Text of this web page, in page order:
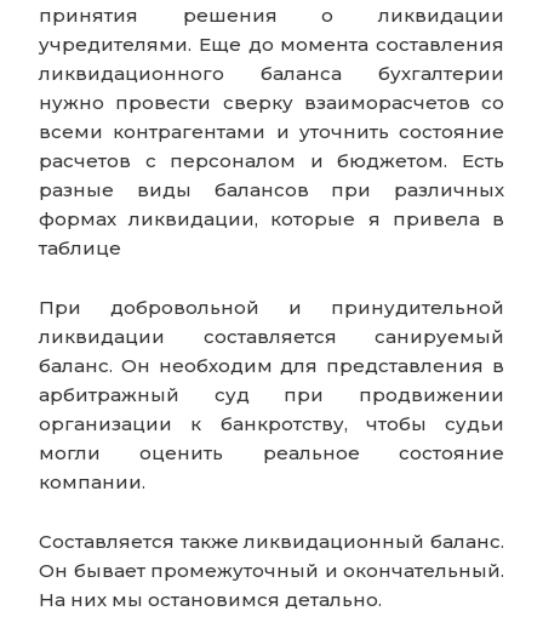
принятия решения о ликвидации
учредителями. Еще до момента составления
ликвидационного баланса бухгалтерии
нужно провести сверку взаиморасчетов со
всеми контрагентами и уточнить состояние
расчетов с персоналом и бюджетом. Есть
разные виды балансов при различных
формах ликвидации, которые я привела в
таблице
При добровольной и принудительной
ликвидации составляется санируемый
баланс. Он необходим для представления в
арбитражный суд при продвижении
организации к банкротству, чтобы судьи
могли оценить реальное состояние
компании.
Составляется также ликвидационный баланс.
Он бывает промежуточный и окончательный.
На них мы остановимся детально.